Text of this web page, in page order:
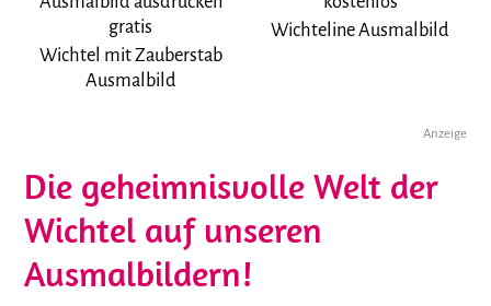
Wichtel mit Zauberstab
Ausmalbild
Wichteline Ausmalbild
Anzeige
Die geheimnisvolle Welt der
Wichtel auf unseren
Ausmalbildern!